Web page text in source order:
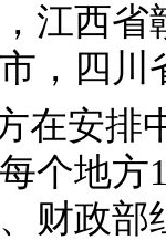
江西
，四川
在安排
个地方
财政